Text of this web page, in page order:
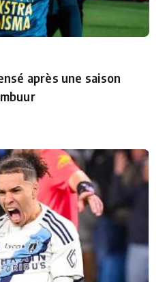
après une saison